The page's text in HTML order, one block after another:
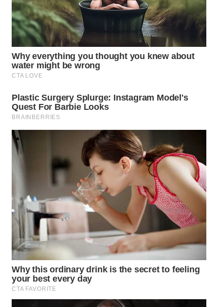
WAHANA
NEWS
WAHANA
TANI
WAHANA
WAHANA
KONSUMEN
LISTRIK
WAHANA
TRAVEL
WAHANA
TV